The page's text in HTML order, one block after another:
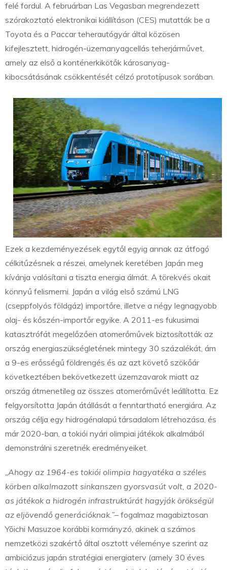
felé fordul. A februárban Las Vegasban megrendezett
szórakoztató elektronikai kiállításon (CES) mutatták be a
Toyota és a Paccar teherautógyár által közösen
kifejlesztett, hidrogén-üzemanyagcellás teherjárművet,
amely az első a konténerkikötők károsanyag-
kibocsátásának csökkentését célzó prototípusok sorában.
Ezek a kezdeményezések egytől egyig annak az átfogó
célkitűzésnek a részei, amelynek keretében Japán meg
kívánja valósítani a tiszta energia álmát. A törekvés okait
könnyű felismerni. Japán a világ első számú LNG
(cseppfolyós földgáz) importőre, illetve a négy legnagyobb
olaj- és kőszén-importőr egyike. A 2011-es fukusimai
katasztrófát megelőzően atomerőművek biztosították az
ország energiaszükségletének mintegy 30 százalékát, ám
a 9-es erősségű földrengés és az azt követő szökőár
következtében bekövetkezett üzemzavarok miatt az
ország átmenetileg az összes atomerőművét leállította. Ez
felgyorsította Japán átállását a fenntartható energiára. Az
ország célja egy hidrogénalapú társadalom létrehozása, és
már 2020-ban, a tokiói nyári olimpiai játékok alkalmából
demonstrálni szeretnék eredményeiket.
„Ahogy az 1964-es tokiói olimpia hagyatéka a széles
körben alkalmazott sinkanszen gyorsvasút volt, a 2020-
as játékok a hidrogén infrastruktúrát hagyják örökségül
az eljövendő generációknak.”– fogalmaz magabiztosan
Yōichi Masuzoe korábbi kormányzó, akinek a számos
nemzetközi szakértő által osztott véleménye szerint az
ambiciózus japán stratégiai energiaterv (amely 30 éves